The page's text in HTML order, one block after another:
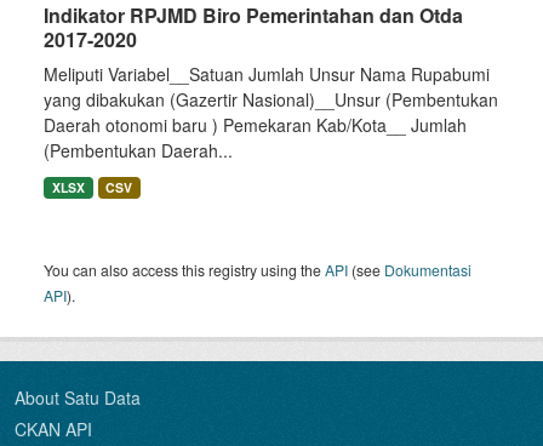
Indikator RPJMD Biro Pemerintahan dan Otda
2017-2020
Meliputi Variabel__Satuan Jumlah Unsur Nama Rupabumi
yang dibakukan (Gazertir Nasional)__Unsur (Pembentukan
Daerah otonomi baru ) Pemekaran Kab/Kota__ Jumlah
(Pembentukan Daerah...
XLSX CSV
You can also access this registry using theAPI (see Dokumentasi
API).
About Satu Data
CKAN API